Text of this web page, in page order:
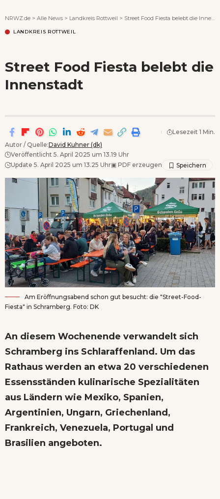
NRWZ.de > Alle News > Landkreis Rottweil > Street Food Fiesta belebt die Innenstadt
LANDKREIS ROTTWEIL
Street Food Fiesta belebt die
Innenstadt
Autor / Quelle:David Kuhner (dk)
Veröffentlicht 5. April 2025 um 13.19 Uhr
Update 5. April 2025 um 13.25 Uhr▣ PDF erzeugen
Lesezeit 1 Min.
Am Eröffnungsabend schon gut besucht: die "Street-Food-
Fiesta" in Schramberg. Foto: DK
An diesem Wochenende verwandelt sich
Schramberg ins Schlaraffenland. Um das
Rathaus werden an etwa 20 verschiedenen
Essensständen kulinarische Spezialitäten
aus Ländern wie Mexiko, Spanien,
Argentinien, Ungarn, Griechenland,
Frankreich, Venezuela, Portugal und
Brasilien angeboten.